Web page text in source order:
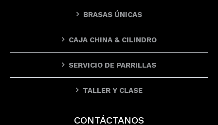
BRASAS ÚNICAS
CAJA CHINA & CILINDRO
SERVICIO DE PARRILLAS
TALLER Y CLASE
CONTÁCTANOS